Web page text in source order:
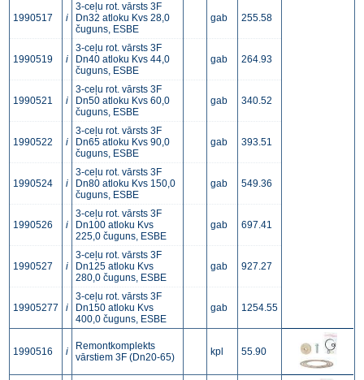
1990517 i
3-ceļu rot. vārsts 3F
Dn32 atloku Kvs 28,0
čuguns, ESBE
gab 255.58
1990519 i
3-ceļu rot. vārsts 3F
Dn40 atloku Kvs 44,0
čuguns, ESBE
gab 264.93
1990521 i
3-ceļu rot. vārsts 3F
Dn50 atloku Kvs 60,0
čuguns, ESBE
gab 340.52
1990522 i
3-ceļu rot. vārsts 3F
Dn65 atloku Kvs 90,0
čuguns, ESBE
gab 393.51
1990524 i
3-ceļu rot. vārsts 3F
Dn80 atloku Kvs 150,0
čuguns, ESBE
gab 549.36
1990526 i
3-ceļu rot. vārsts 3F
Dn100 atloku Kvs
225,0 čuguns, ESBE
gab 697.41
1990527 i
3-ceļu rot. vārsts 3F
Dn125 atloku Kvs
280,0 čuguns, ESBE
gab 927.27
19905277 i
3-ceļu rot. vārsts 3F
Dn150 atloku Kvs
400,0 čuguns, ESBE
gab 1254.55
1990516 i
Remontkomplekts
vārstiem 3F (Dn20-65)
kpl 55.90